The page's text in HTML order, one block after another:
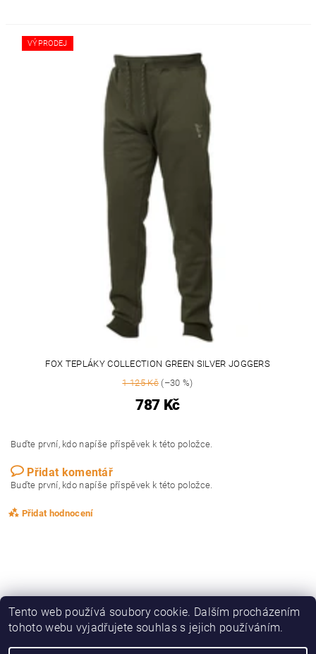
VÝPRODEJ
FOX TEPLÁKY COLLECTION GREEN SILVER JOGGERS
1 125 Kč (–30 %)
787 Kč
Buďte první, kdo napíše příspěvek k této položce.
Přidat komentář
Buďte první, kdo napíše příspěvek k této položce.
Přidat hodnocení
Heureka.cz | OBLEČENÍ, OBUV
Tento web používá soubory cookie. Dalším procházením
tohoto webu vyjadřujete souhlas s jejich používáním.